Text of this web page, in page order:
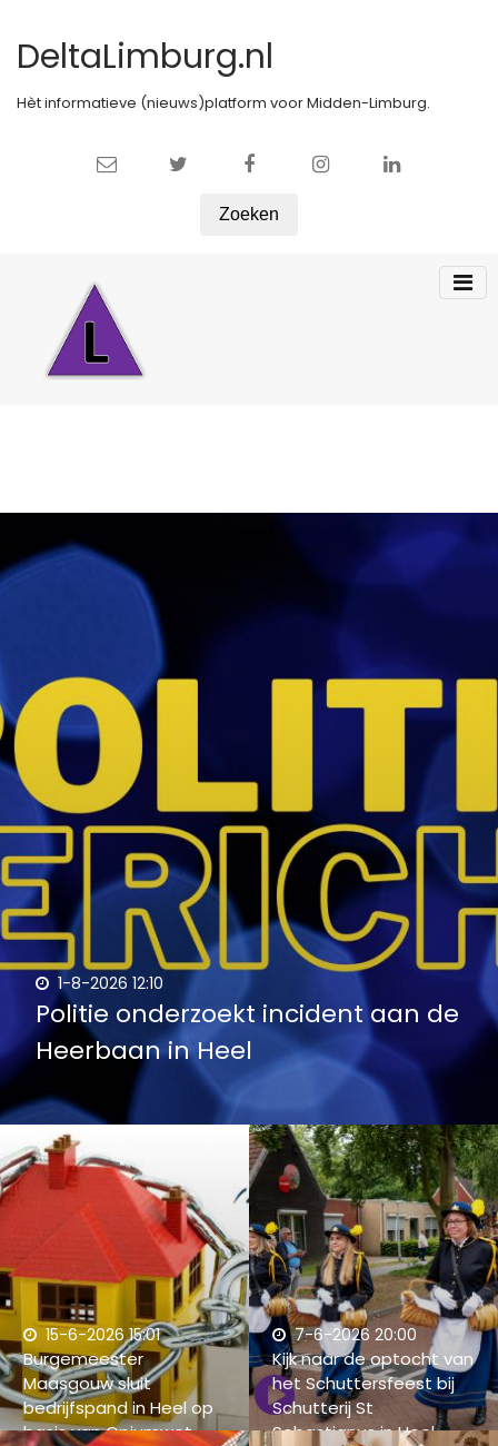
DeltaLimburg.nl
Hèt informatieve (nieuws)platform voor Midden-Limburg.
Zoeken
1-8-2026 12:10
Politie onderzoekt incident aan de
Heerbaan in Heel
15-6-2026 15:01
Burgemeester
Maasgouw sluit
bedrijfspand in Heel op
basis van Opiumwet
7-6-2026 20:00
Kijk naar de optocht van
het Schuttersfeest bij
Schutterij St
Sebastianus in Heel